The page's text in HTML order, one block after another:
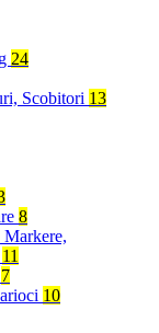
24
Scobitori 13
8
Markere,
11
7
10